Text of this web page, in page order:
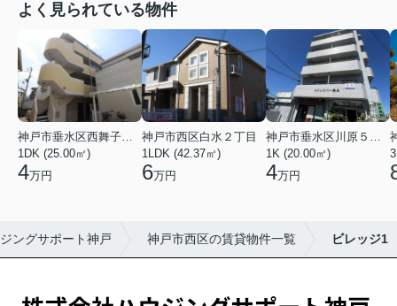
よく見られている物件
神戸市垂水区西舞子２丁目
1DK (25.00㎡)
4万円
神戸市西区白水２丁目
1LDK (42.37㎡)
6万円
神戸市垂水区川原５丁目
1K (20.00㎡)
4万円
ングサポート神戸 神戸市西区の賃貸物件一覧 ビレッジ1